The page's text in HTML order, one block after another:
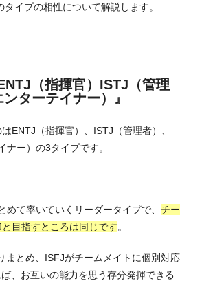
イプの相性について解説します。
（指揮官）ISTJ（管理
ターテイナー）』
ENTJ（指揮官）、ISTJ（管理者）、
ナー）の3タイプです。
めて率いていくリーダータイプで、 チー
目指すところは同じです。
まとめ、ISFJがチームメイトに個別対応
、お互いの能力を思う存分発揮できる